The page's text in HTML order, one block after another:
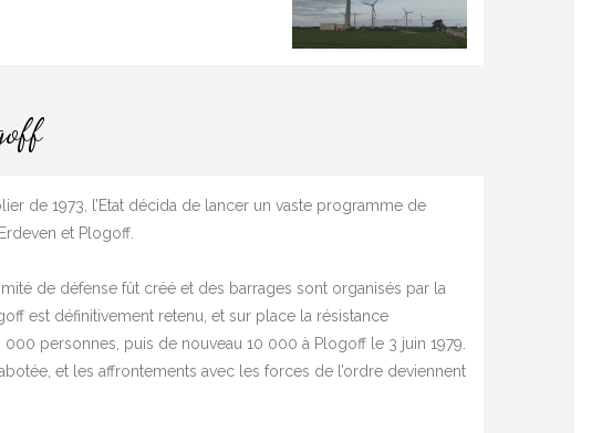
de 1973, l’Etat décida de lancer un vaste programme de
et Plogoff.
de défense fût créé et des barrages sont organisés par la
est définitivement retenu, et sur place la résistance
personnes, puis de nouveau 10 000 à Plogoff le 3 juin 1979.
et les affrontements avec les forces de l’ordre deviennent